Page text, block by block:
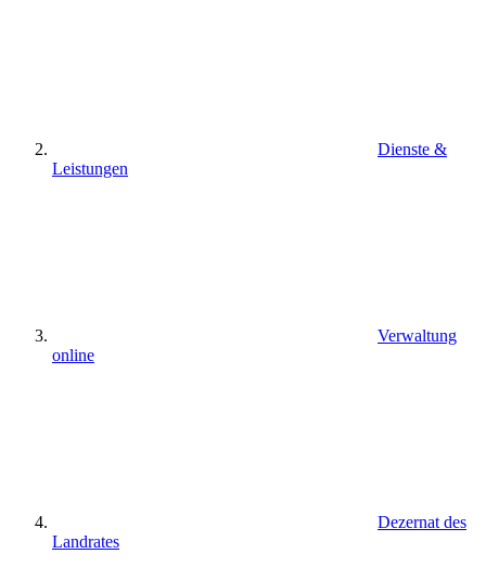
Dienste &
Leistungen
Verwaltung
online
Dezernat des
Landrates